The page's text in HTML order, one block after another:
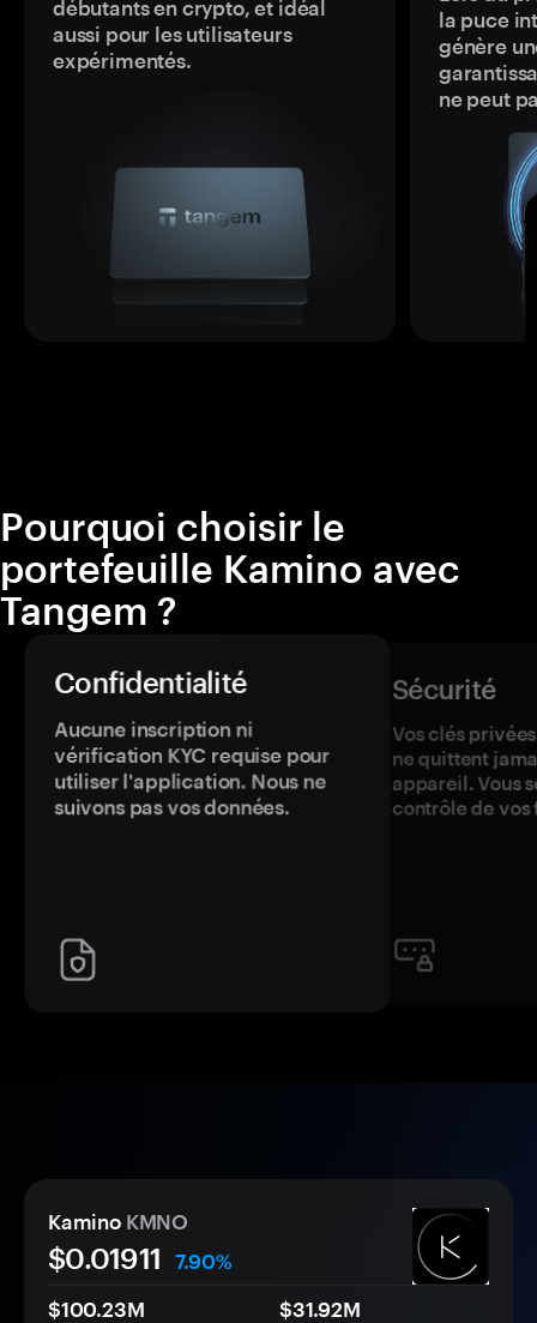
débutants en crypto, et idéal
aussi pour les utilisateurs
expérimentés.
la puce
génère
ne peut
Pourquoi choisir le
portefeuille Kamino avec
Tangem ?
Confidentialité
Aucune inscription ni
vérification KYC requise pour
utiliser l'application. Nous ne
suivons pas vos données.
Sécurité
Vos clés
ne quittent
appareil. Vous
contrôle de vos
Kamino KMNO
$0.01911
7.90%
$100.23M
$31.92M